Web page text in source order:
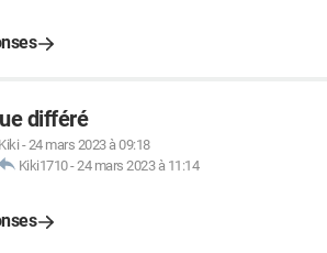
différé
Kiki -24 mars 2023 à 09:18
Kiki1710-24 mars 2023 à 11:14